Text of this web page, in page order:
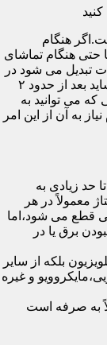
ساعت است.اگر هنگام
حتی هنگام تماشای
تبدیل می شود در
نتیجه طول عمر تلویزیون شما کاهش می یابد و شاید بعد از حدود ۲
می توانید به
به آن از این امر
حد زیادی به
معمولاً در هر
قطع می شود،اما
برق یا در
بلکه از سایر
و غیره
به صرفه است